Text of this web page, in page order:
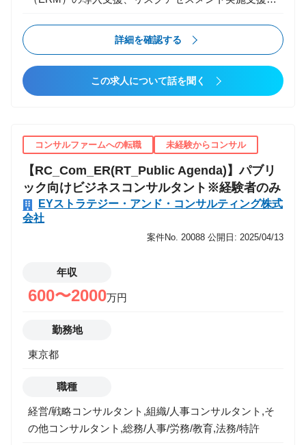
ナンス・リスク・コンプライアンス）ツールの導入支
援 など 2. グローバル・グループガバナンス構築支
援 グローバルガバナンス戦略の策定支援、企業グルー
プの経営管理・内部管理体制の構築支援、グローバル
Control Requirements"の導入・運用支援、など 3. コ
ーポレートガバナンス支援 取締役会の実効性評価支
援、ガバナンス体制および会社法内部統制システムの
第三者評価支援、監査委員会の制度設計支援、三様監
査の連携体制の制度設計支援、決裁権限規程の策定支
援、など 4. 内部統制支援 US-SOX、J-SOX対応支援
（PMO、文書化、評価、改善等）、会社法に基づく内
Assessment）の導入支援、新規上場時および企業買
収時における経営管理・内部管理体制の構築支援 5.
査体制の構築支援、内部監査フレームワークの構築支
導入支援、内部監査の品質評価、国内外拠点の内部監
ロセスマイニング、テキストマイニング、CAATなど
のデータアナリティクス、RPA、OCRによる各種内部
監査・内部統制手続の自動化、データアナリティクス
詳細を確認する
この求人について話を聞く
コンサルファームへの転職 未経験からコンサル
【RC_Com_ER(RT_Public Agenda)】パブリ
ック向けビジネスコンサルタント※経験者のみ
EYストラテジー・アンド・コンサルティング株式
会社
案件No. 20088 公開日: 2025/04/13
年収
600〜2000万円
勤務地
東京都
職種
経営/戦略コンサルタント,組織/人事コンサルタント,そ
の他コンサルタント,総務/人事/労務/教育,法務/特許